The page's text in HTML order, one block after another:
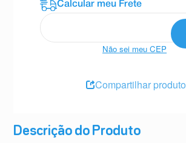
Descrição do Produto
Não sei meu CEP
Compartilhar produto